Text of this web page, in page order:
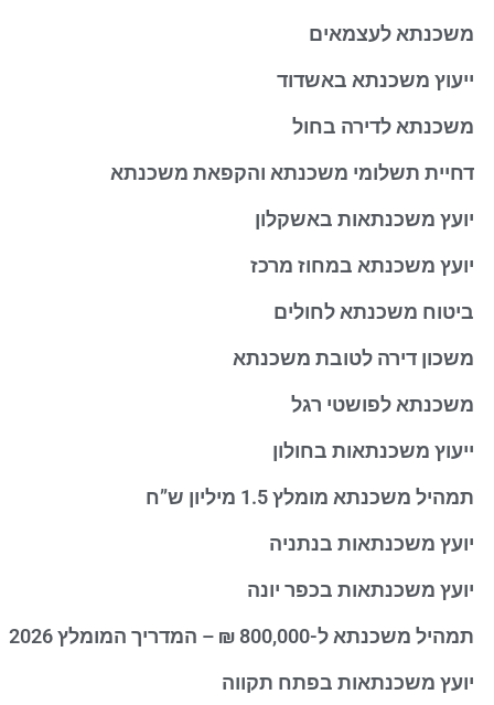
משכנתא לעצמאים
ייעוץ משכנתא באשדוד
משכנתא לדירה בחול
דחיית תשלומי משכנתא והקפאת משכנתא
יועץ משכנתאות באשקלון
יועץ משכנתא במחוז מרכז
ביטוח משכנתא לחולים
משכון דירה לטובת משכנתא
משכנתא לפושטי רגל
ייעוץ משכנתאות בחולון
תמהיל משכנתא מומלץ 1.5 מיליון ש”ח
יועץ משכנתאות בנתניה
יועץ משכנתאות בכפר יונה
תמהיל משכנתא ל-800,000 ₪ – המדריך המומלץ 2026
יועץ משכנתאות בפתח תקווה